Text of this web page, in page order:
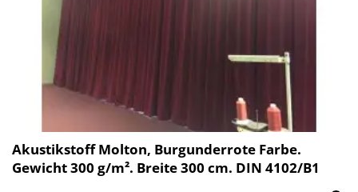
Akustikstoff Molton, Burgunderrote Farbe.
Gewicht 300 g/m². Breite 300 cm. DIN 4102/B1